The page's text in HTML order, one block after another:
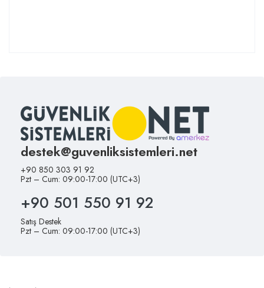
destek@guvenliksistemleri.net
+90 850 303 91 92
Pzt – Cum: 09:00-17:00 (UTC+3)
+90 501 550 91 92
Satış Destek
Pzt – Cum: 09:00-17:00 (UTC+3)